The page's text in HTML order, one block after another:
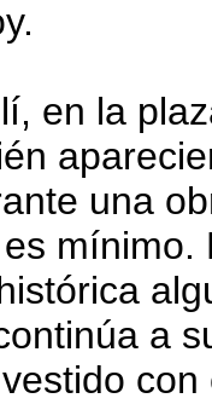
en la
una
a
con